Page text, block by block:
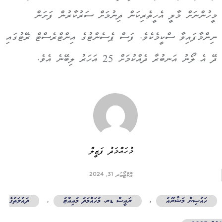
މީހުންނަށް މާލީ އެހީތެރިކަން ދިނުމަށް ސަރުކާރުން ފަށަން
ނިންމާފައިވާ ސްކީމެކެވެ. ފަސް ޕެސެންޓުގެ އިންޓްރެސްޓް ރޭޓުގައި
ދޭ އެ ލޯނު އަނބުރާ ދެއްކުމަށް 25 އަހަރު ލިބޭނެ އެވެ.
މުހައްމަދު ފަޒީލް
އޮކްޓޯބަރ 31, 2024
ހައުސިން މަޝްރޫއު , ރައީސް ޑރ. މުހައްމަދު މުއިއްޒު , ދައުލަތުގެ